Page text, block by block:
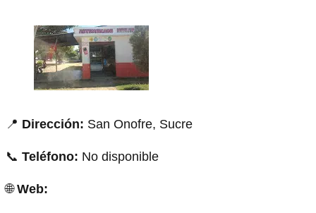
📍 Dirección: San Onofre, Sucre
📞 Teléfono: No disponible
🌐Web: